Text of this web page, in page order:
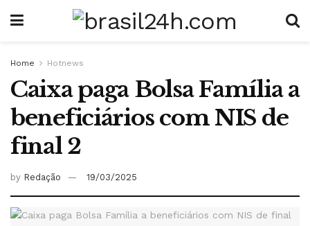
Home Hotnews
Caixa paga Bolsa Família a
beneficiários com NIS de
final 2
by Redação 19/03/2025